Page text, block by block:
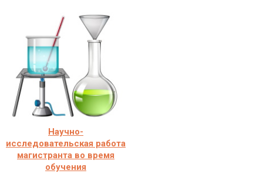
Научно-
исследовательская работа
магистранта во время
обучения